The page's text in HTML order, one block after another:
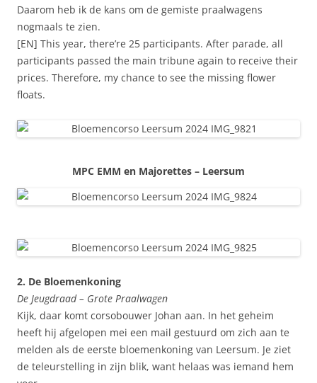
Daarom heb ik de kans om de gemiste praalwagens
nogmaals te zien.
[EN] This year, there’re 25 participants. After parade, all
participants passed the main tribune again to receive their
prices. Therefore, my chance to see the missing flower
floats.
MPC EMM en Majorettes – Leersum
2. De Bloemenkoning
De Jeugdraad – Grote Praalwagen
Kijk, daar komt corsobouwer Johan aan. In het geheim
heeft hij afgelopen mei een mail gestuurd om zich aan te
melden als de eerste bloemenkoning van Leersum. Je ziet
de teleurstelling in zijn blik, want helaas was iemand hem